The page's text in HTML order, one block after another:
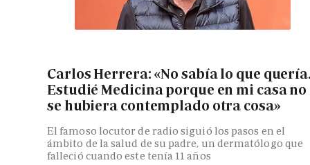
Carlos Herrera: «No sabía lo que
Estudié Medicina porque en mi casa no
se hubiera contemplado otra cosa»
El famoso locutor de radio siguió los pasos en el
ámbito de la salud de su padre, un dermatólogo que
falleció cuando este tenía 11 años